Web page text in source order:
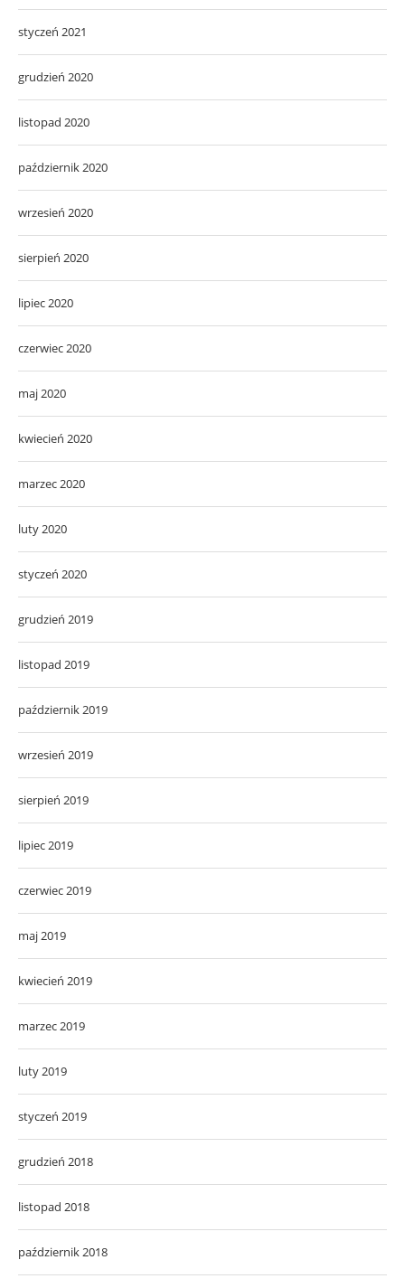
styczeń 2021
grudzień 2020
listopad 2020
październik 2020
wrzesień 2020
sierpień 2020
lipiec 2020
czerwiec 2020
maj 2020
kwiecień 2020
marzec 2020
luty 2020
styczeń 2020
grudzień 2019
listopad 2019
październik 2019
wrzesień 2019
sierpień 2019
lipiec 2019
czerwiec 2019
maj 2019
kwiecień 2019
marzec 2019
luty 2019
styczeń 2019
grudzień 2018
listopad 2018
październik 2018